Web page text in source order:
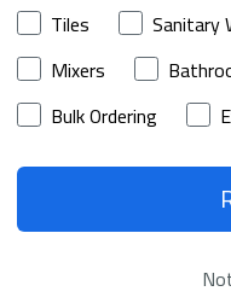
Tiles
Sanitary
Mixers
Bulk Ordering